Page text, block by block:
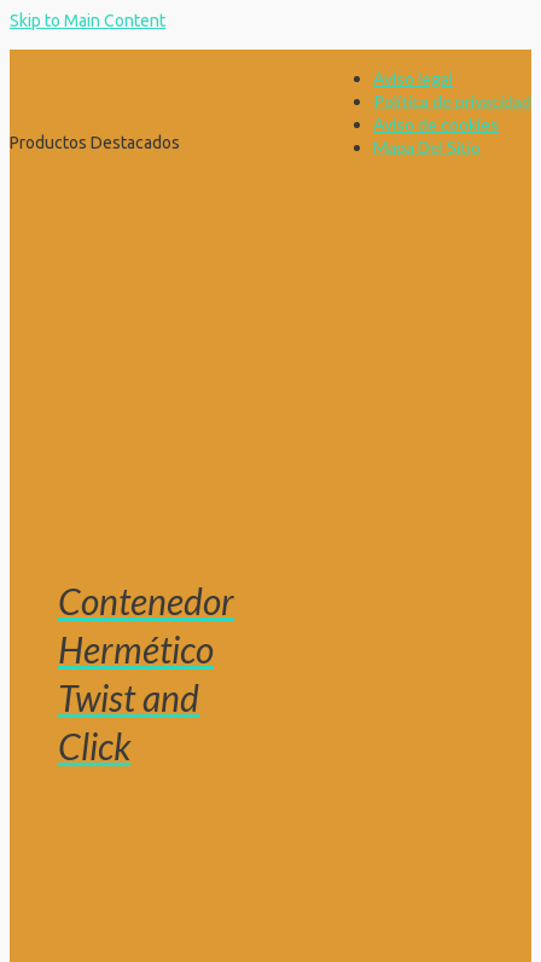
Skip to Main Content
Aviso legal
Política de privacidad
Aviso de cookies
Mapa Del Sitio
Productos Destacados
Contenedor
Hermético
Twist and
Click